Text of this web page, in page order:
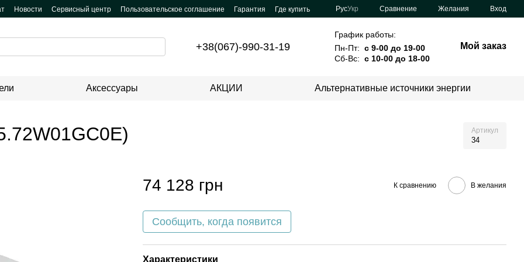
Новости Сервисный центр Пользовательское соглашение Гарантия Где купить РусУкр Сравнение Желания Вход
+38(067)-990-31-19
График работы:
Пн-Пт: с 9-00 до 19-00
Сб-Вс: с 10-00 до 18-00
Мой заказ
Аксессуары АКЦИИ Альтернативные источники энергии
Артикул
34
74 128 грн К сравнению В желания
Сообщить, когда появится
Характеристики